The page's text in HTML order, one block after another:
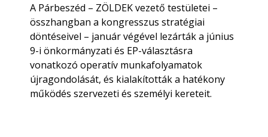
A Párbeszéd – ZÖLDEK vezető testületei –
összhangban a kongresszus stratégiai
döntéseivel – január végével lezárták a június
9-i önkormányzati és EP-választásra
vonatkozó operatív munkafolyamatok
újragondolását, és kialakították a hatékony
működés szervezeti és személyi kereteit.